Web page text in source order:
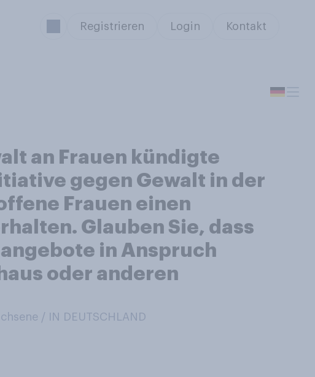
Registrieren Login Kontakt
an Frauen kündigte
gegen Gewalt in der
Frauen einen
Glauben Sie, dass
in Anspruch
oder anderen
/ IN DEUTSCHLAND